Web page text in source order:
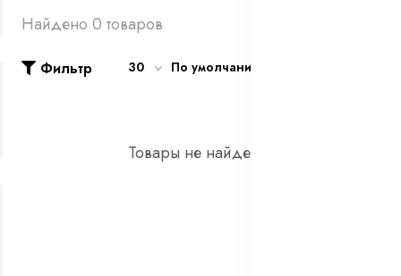
Найдено 0 товаров
Фильтр 30 По умолчанию
Товары не найдены!